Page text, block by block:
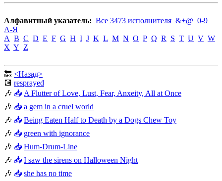
Алфавитный указатель: Все 3473 исполнителя &+@ 0-9
А-Я
A B C D E F G H I J K L M N O P Q R S T U V W
X Y Z
🔙 <Назад>
💽 resprayed
🎶 📥 A Flutter of Love, Lust, Fear, Anxeity, All at Once
🎶 📥 a gem in a cruel world
🎶 📥 Being Eaten Half to Death by a Dogs Chew Toy
🎶 📥 green with ignorance
🎶 📥 Hum-Drum-Line
🎶 📥 I saw the sirens on Halloween Night
🎶 📥 she has no time